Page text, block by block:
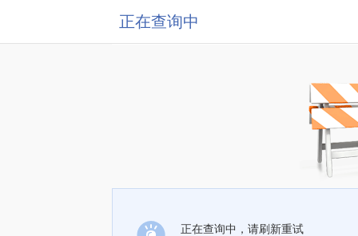
正在查询中
正在查询中，请刷新重试